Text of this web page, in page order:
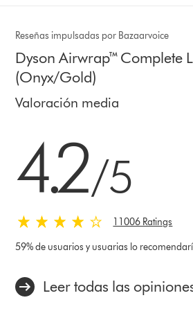
Reseñas impulsadas por Bazaarvoice
Dyson Airwrap™ Complete
(Onyx/Gold)
Valoración media
4.2/5
11006 Ratings
59% de usuarios y usuarias lo
Leer todas las